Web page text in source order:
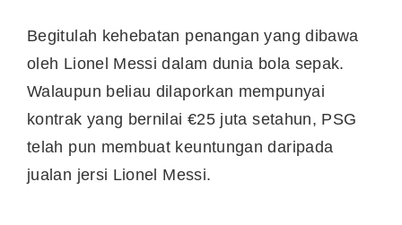
Begitulah kehebatan penangan yang dibawa
oleh Lionel Messi dalam dunia bola sepak.
Walaupun beliau dilaporkan mempunyai
kontrak yang bernilai €25 juta setahun, PSG
telah pun membuat keuntungan daripada
jualan jersi Lionel Messi.